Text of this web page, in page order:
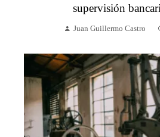
supervisión
Juan Guillermo Castro